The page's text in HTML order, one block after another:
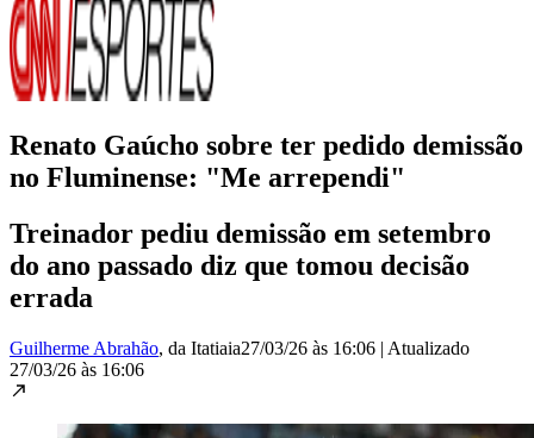
Renato Gaúcho sobre ter pedido demissão
no Fluminense: "Me arrependi"
Treinador pediu demissão em setembro
do ano passado diz que tomou decisão
errada
Guilherme Abrahão, da Itatiaia27/03/26 às 16:06 | Atualizado
27/03/26 às 16:06